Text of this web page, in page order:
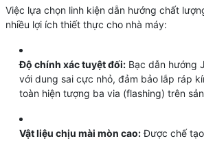
Việc lựa chọn linh kiện dẫn hướng chất
nhiều lợi ích thiết thực cho nhà máy:
Độ chính xác tuyệt đối:Bạc dẫn hướng
với dung sai cực nhỏ, đảm bảo lắp ráp
toàn hiện tượng ba via (flashing) trên
Vật liệu chịu mài mòn cao:Được chế